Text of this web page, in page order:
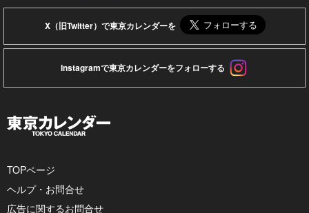
X（旧Twitter）で東京カレンダーを
Instagramで東京カレンダーをフォローする
TOPページ
ヘルプ・お問合せ
広告に関するお問合せ